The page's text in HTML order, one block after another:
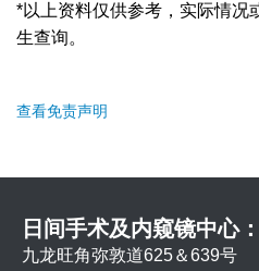
*以上资料仅供参考，实际情况
生查询。
查看免责声明
日间手术及内窥镜中心：
九龙旺角弥敦道625＆639号